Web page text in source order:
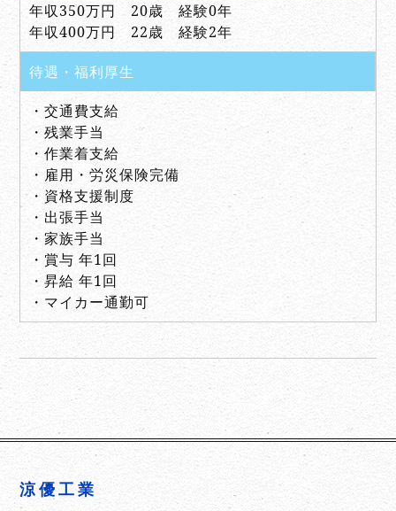
年収350万円 20歳 経験0年
年収400万円 22歳 経験2年
待遇・福利厚生
・交通費支給
・残業手当
・作業着支給
・雇用・労災保険完備
・資格支援制度
・出張手当
・家族手当
・賞与 年1回
・昇給 年1回
・マイカー通勤可
涼優工業